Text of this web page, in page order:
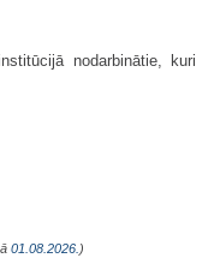
nodarbinātie, kuri
01.08.2026.)